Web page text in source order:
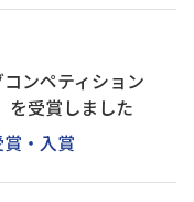
ンペティション
を受賞しました
・入賞